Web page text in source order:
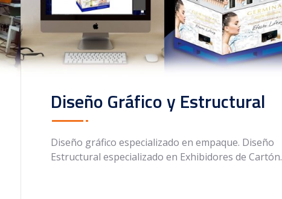
Diseño Gráfico y Estructural
Diseño gráfico especializado en empaque. Diseño
Estructural especializado en Exhibidores de Cartón.